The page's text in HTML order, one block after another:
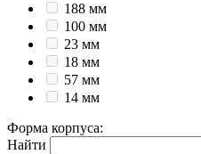
188 мм
100 мм
23 мм
18 мм
57 мм
14 мм
Форма корпуса:
Найти